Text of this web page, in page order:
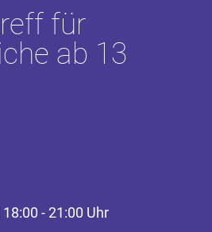
für
ab 13
- 21:00 Uhr